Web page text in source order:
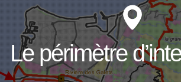
Le périmètre